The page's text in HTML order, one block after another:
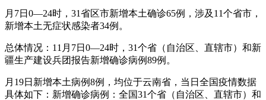
月7日0—24时，31省区市新增本土确诊65例，涉及11个省市，
新增本土无症状感染者34例。
总体情况：11月7日0—24时，31个省（自治区、直辖市）和新
疆生产建设兵团报告新增确诊病例89例。
月19日新增本土病例8例，均位于云南省，当日全国疫情数据
具体如下：新增确诊病例：全国31个省（自治区、直辖市）和